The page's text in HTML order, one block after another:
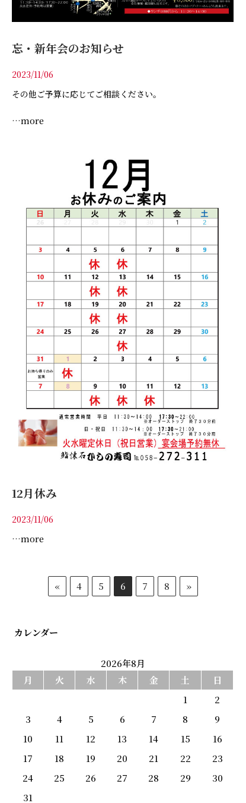
ワインリスト
テイクアウト・仕出し
店舗情報
新着情報
ご予約
忘・新年会のお知らせ
2023/11/06
その他ご予算に応じてご相談ください。
…more
12月休み
2023/11/06
…more
« 4 5 6 7 8 »
カレンダー
2026年8月
月
火 水 木 金 土
日
1
2
3
4 5 6 7 8
9
10
11 12 13 14 15
16
17
18 19 20 21 22
23
24
25 26 27 28 29
30
31